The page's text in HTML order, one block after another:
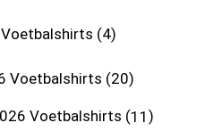
4
Voetbalshirts 20
Voetbalshirts 11